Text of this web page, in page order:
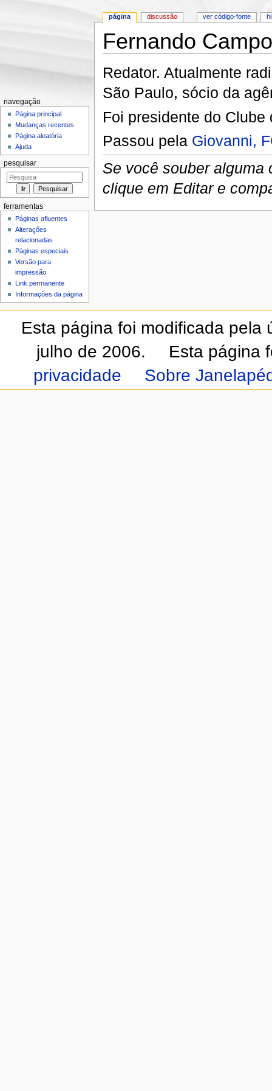
Fernando
Redator. Atualmente
São Paulo, sócio da
Foi presidente do
Passou pela Giovanni,
Se você souber alguma
clique em Editar e
página discussão ver código-fonte
navegação
Página principal
Mudanças recentes
Página aleatória
Ajuda
pesquisar
ferramentas
Páginas afluentes
Alterações
relacionadas
Páginas especiais
Versão para
impressão
Link permanente
Informações da página
Esta página foi modificada pela
julho de 2006.
Esta página
privacidade
Sobre